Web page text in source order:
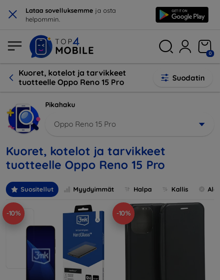
× Lataa sovelluksemme ja osta
helpommin.
0
Kuoret, kotelot ja tarvikkeet
tuotteelle Oppo Reno 15 Pro
Suodatin
Pikahaku
Oppo Reno 15 Pro
Kuoret, kotelot ja tarvikkeet
tuotteelle Oppo Reno 15 Pro
Suositellut Myydyimmät Halpa Kallis
-10% -10%